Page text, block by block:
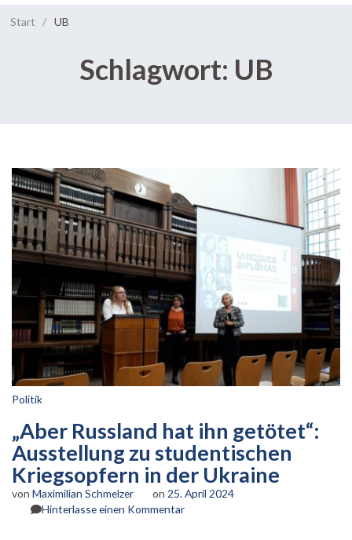
Start / UB
Schlagwort: UB
Politik
„Aber Russland hat ihn getötet“:
Ausstellung zu studentischen
Kriegsopfern in der Ukraine
von Maximilian Schmelzer on 25. April 2024
Hinterlasse einen Kommentarzu